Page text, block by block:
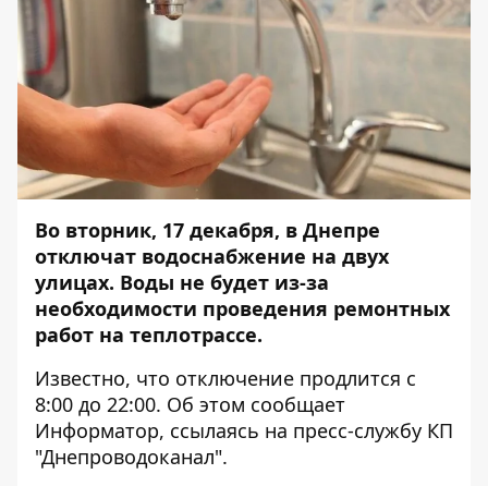
Во вторник, 17 декабря, в Днепре
отключат водоснабжение на двух
улицах. Воды не будет из-за
необходимости проведения ремонтных
работ на теплотрассе.
Известно, что отключение продлится с
8:00 до 22:00. Об этом сообщает
Информатор, ссылаясь на пресс-службу КП
"Днепроводоканал".